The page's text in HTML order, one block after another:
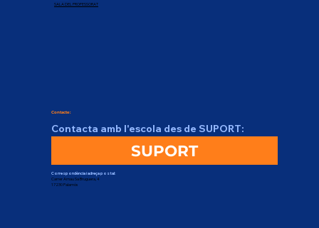
SALA DEL PROFESSORAT
Contacte:
Contacta amb l'escola des de SUPORT:
SUPORT
Correspondència i adreça postal:
Carrer Arnau Sa Bruguera, 4
17230 Palamós